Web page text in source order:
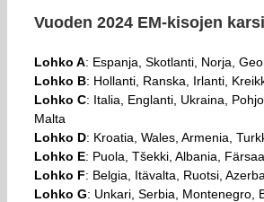
Vuoden 2024 EM-kisojen
Lohko A: Espanja, Skotlanti, Norja,
Lohko B: Hollanti, Ranska, Irlanti,
Lohko C: Italia, Englanti, Ukraina,
Malta
Lohko D: Kroatia, Wales, Armenia,
Lohko E: Puola, Tšekki, Albania,
Lohko F: Belgia, Itävalta, Ruotsi,
Lohko G: Unkari, Serbia, Montenegro,